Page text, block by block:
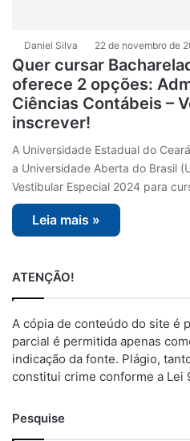
Daniel Silva 22 de novembro de
Quer cursar
oferece 2 opções:
Ciências Contábeis –
inscrever!
A Universidade Estadual do
a Universidade Aberta do Brasil
Vestibular Especial 2024 para
Leia mais »
ATENÇÃO!
A cópia de conteúdo do site é
parcial é permitida apenas
indicação da fonte. Plágio,
constitui crime conforme a Lei
Pesquise